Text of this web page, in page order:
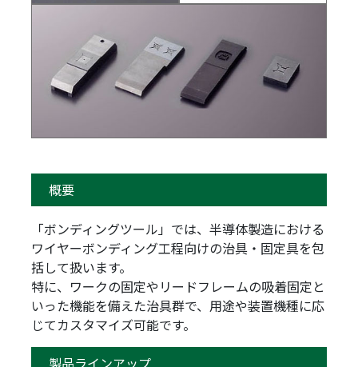
概要
「ボンディングツール」では、半導体製造における
ワイヤーボンディング工程向けの治具・固定具を包
括して扱います。
特に、ワークの固定やリードフレームの吸着固定と
いった機能を備えた治具群で、用途や装置機種に応
じてカスタマイズ可能です。
製品ラインアップ